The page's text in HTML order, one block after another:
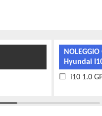
Hyundai
i10 1.0